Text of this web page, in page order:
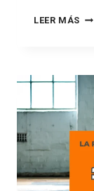
LEER MÁS 88